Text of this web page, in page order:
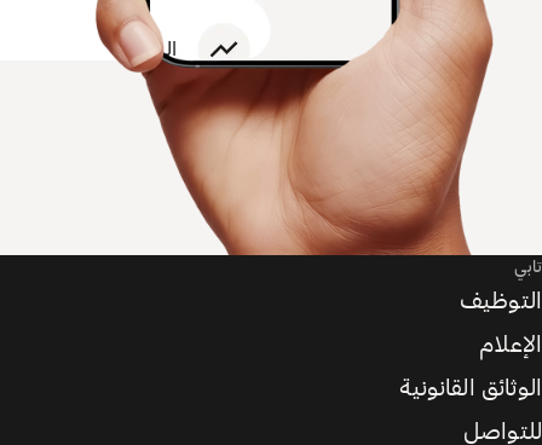
تابي
التوظيف
الإعلام
الوثائق القانونية
للتواصل